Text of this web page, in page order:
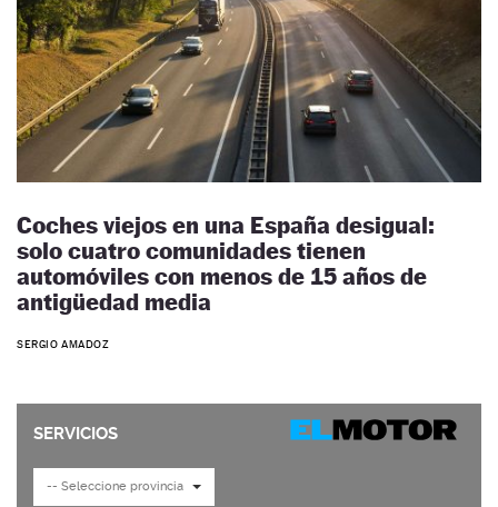
Coches viejos en una España desigual:
solo cuatro comunidades tienen
automóviles con menos de 15 años de
antigüedad media
SERGIO AMADOZ